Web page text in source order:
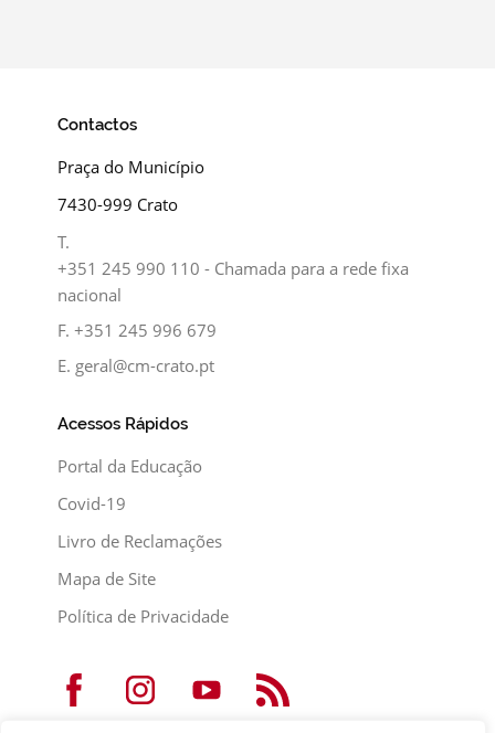
Contactos
Praça do Município
7430-999 Crato
T.
+351 245 990 110 - Chamada para a rede fixa
nacional
F.+351 245 996 679
E. geral@cm-crato.pt
Acessos Rápidos
Portal da Educação
Covid-19
Livro de Reclamações
Mapa de Site
Política de Privacidade